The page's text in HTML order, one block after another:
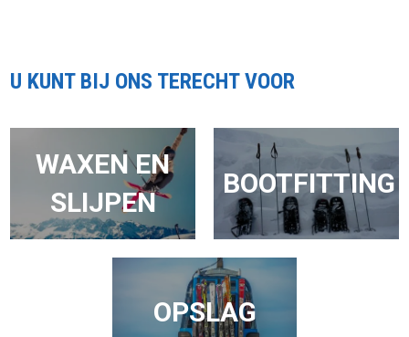
U KUNT BIJ ONS TERECHT VOOR
WAXEN EN
SLIJPEN
BOOTFITTING
OPSLAG